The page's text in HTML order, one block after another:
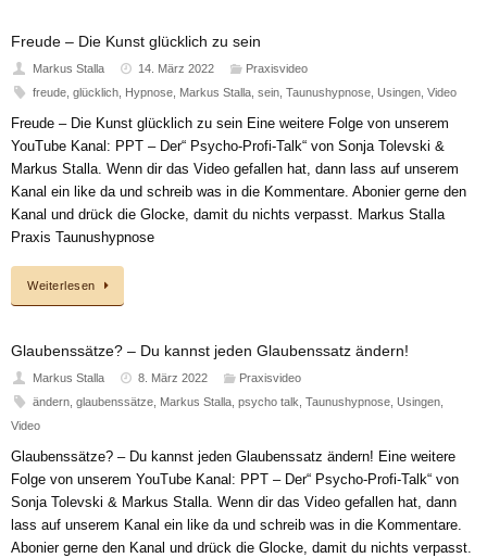
Freude – Die Kunst glücklich zu sein
Markus Stalla 14. März 2022
Praxisvideo
freude, glücklich, Hypnose, Markus Stalla, sein, Taunushypnose, Usingen, Video
Freude – Die Kunst glücklich zu sein Eine weitere Folge von unserem
YouTube Kanal: PPT – Der“ Psycho-Profi-Talk“ von Sonja Tolevski &
Markus Stalla. Wenn dir das Video gefallen hat, dann lass auf unserem
Kanal ein like da und schreib was in die Kommentare. Abonier gerne den
Kanal und drück die Glocke, damit du nichts verpasst. Markus Stalla
Praxis Taunushypnose
Weiterlesen
Glaubenssätze? – Du kannst jeden Glaubenssatz ändern!
Markus Stalla 8. März 2022
Praxisvideo
ändern, glaubenssätze, Markus Stalla, psycho talk Taunushypnose, Usingen,
Video
Glaubenssätze? – Du kannst jeden Glaubenssatz ändern! Eine weitere
Folge von unserem YouTube Kanal: PPT – Der“ Psycho-Profi-Talk“ von
Sonja Tolevski & Markus Stalla. Wenn dir das Video gefallen hat, dann
lass auf unserem Kanal ein like da und schreib was in die Kommentare.
Abonier gerne den Kanal und drück die Glocke, damit du nichts verpasst.